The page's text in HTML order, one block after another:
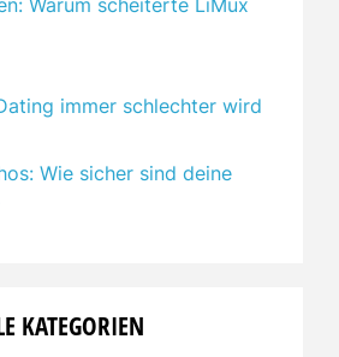
Warum scheiterte LiMux
immer schlechter wird
Wie sicher sind deine
KATEGORIEN